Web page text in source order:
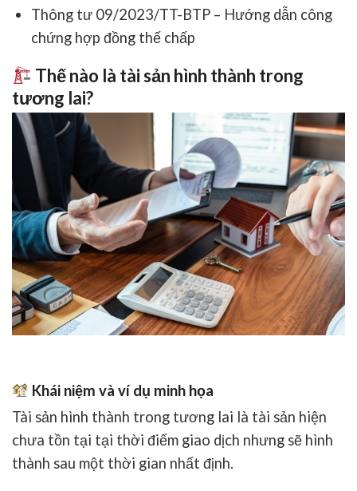
Thông tư 09/2023/TT-BTP– Hướng dẫn công
chứng hợp đồng thế chấp
Thế nào là tài sản hình thành trong
tương lai?
Khái niệm và ví dụ minh họa
Tài sản hình thành trong tương lai là tài sản hiện
chưa tồn tại tại thời điểm giao dịch nhưng sẽ hình
thành sau một thời gian nhất định.